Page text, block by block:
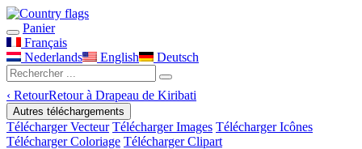
Panier
Français
Nederlands
English Deutsch
‹ RetourRetour à Drapeau de Kiribati
Autres téléchargements
Télécharger Vecteur Télécharger Images Télécharger Icônes
Télécharger Coloriage Télécharger Clipart